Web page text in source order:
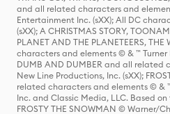
and all related characters and
Entertainment Inc. (sXX); All DC
(sXX); A CHRISTMAS STORY,
PLANET AND THE PLANETEERS,
characters and elements © & ™ Turner
DUMB AND DUMBER and all
New Line Productions, Inc. (sXX);
related characters and elements © &
Inc. and Classic Media, LLC. Based
FROSTY THE SNOWMAN © Warner/